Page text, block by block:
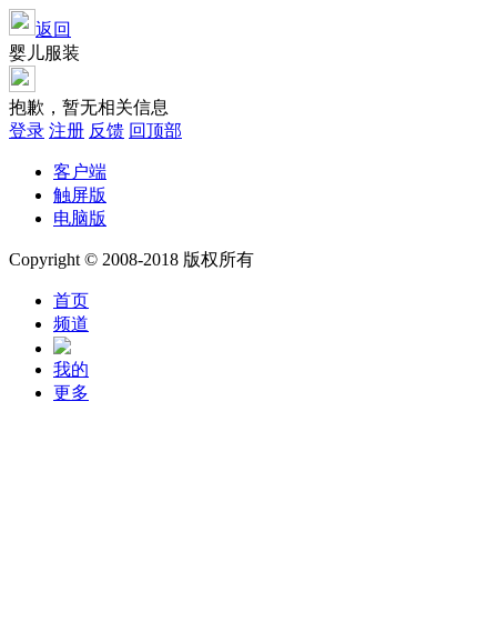
返回
婴儿服装
抱歉，暂无相关信息
登录 注册 反馈 回顶部
客户端
触屏版
电脑版
Copyright © 2008-2018 版权所有
首页
频道
我的
更多